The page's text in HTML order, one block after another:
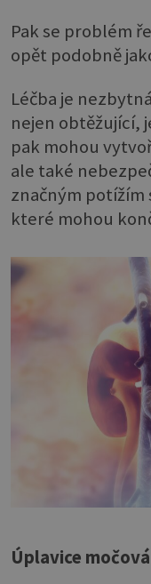
Pak se problém
opět podobně
Léčba je
nejen obtěžující,
pak mohou
ale také
značným potížím
které mohou
Úplavice močová